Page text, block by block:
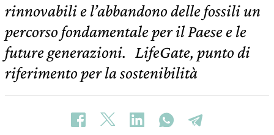
rinnovabili e l’abbandono delle fossili un
percorso fondamentale per il Paese e le
future generazioni. LifeGate, punto di
riferimento per la sostenibilità